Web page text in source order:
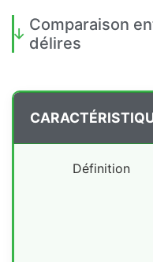
Comparaison
délires
Définition